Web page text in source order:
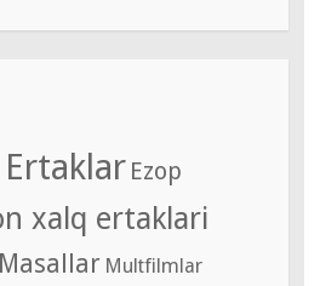
Ertaklar Ezop
xalq ertaklari
Masallar Multfilmlar